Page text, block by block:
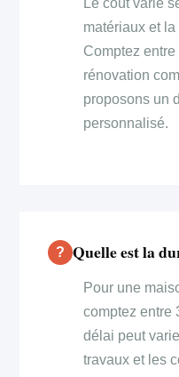
matériaux et
Comptez entre
rénovation
proposons un
personnalisé.
Quelle est la
Pour une
comptez entre
délai peut
travaux et les